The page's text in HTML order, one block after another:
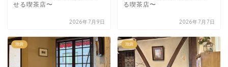
せる喫茶店〜
2026年7月9日
る喫茶店〜
2026年7月7日
池袋 池袋